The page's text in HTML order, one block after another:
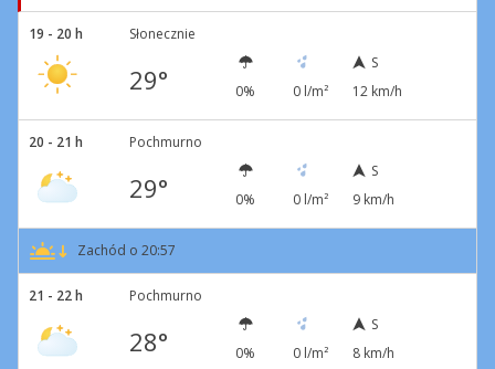
19 - 20 h Słonecznie
29° 0% 0 l/m²
S
12 km/h
20 - 21 h Pochmurno
29° 0% 0 l/m²
S
9 km/h
Zachód o 20:57
21 - 22 h Pochmurno
28° 0% 0 l/m²
S
8 km/h